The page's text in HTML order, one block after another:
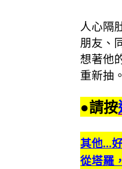
人心隔
朋友、
想著他
重新抽
●請按
其他…
從塔羅